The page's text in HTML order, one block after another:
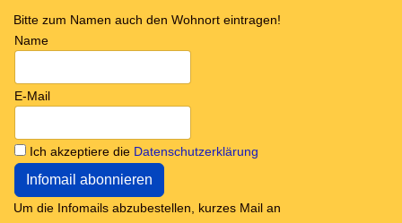
Bitte zum Namen auch den Wohnort eintragen!
Name
E-Mail
Ich akzeptiere die Datenschutzerklärung
Um die Infomails abzubestellen, kurzes Mail an